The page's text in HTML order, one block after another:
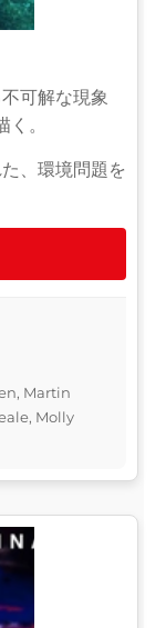
可解な現象
。
、環境問題を
Martin
Molly